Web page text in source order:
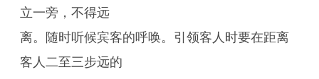
立一旁，不得远
离。随时听候宾客的呼唤。引领客人时要在距离
客人二至三步远的